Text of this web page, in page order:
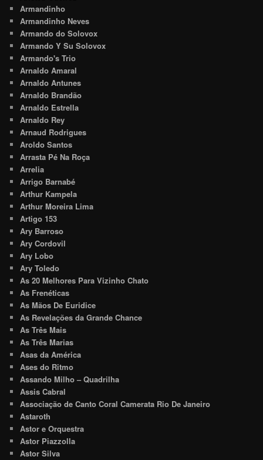
Armandinho
Armandinho Neves
Armando do Solovox
Armando Y Su Solovox
Armando's Trio
Arnaldo Amaral
Arnaldo Antunes
Arnaldo Brandão
Arnaldo Estrella
Arnaldo Rey
Arnaud Rodrigues
Aroldo Santos
Arrasta Pé Na Roça
Arrelia
Arrigo Barnabé
Arthur Kampela
Arthur Moreira Lima
Artigo 153
Ary Barroso
Ary Cordovil
Ary Lobo
Ary Toledo
As 20 Melhores Para Vizinho Chato
As Frenéticas
As Mãos De Euridice
As Revelações da Grande Chance
As Três Mais
As Três Marias
Asas da América
Ases do Ritmo
Assando Milho – Quadrilha
Assis Cabral
Associação de Canto Coral Camerata Rio De Janeiro
Astaroth
Astor e Orquestra
Astor Piazzolla
Astor Silva